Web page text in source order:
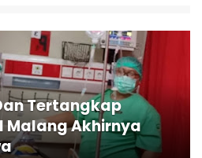
Tertangkap
Malang Akhirnya